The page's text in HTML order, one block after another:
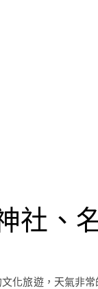
社、
化旅遊，天氣非